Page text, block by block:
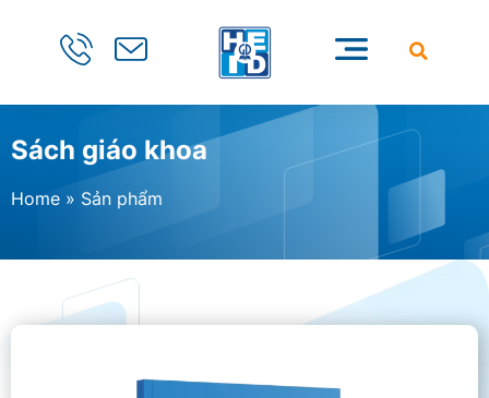
Sách giáo khoa
Home » Sản phẩm